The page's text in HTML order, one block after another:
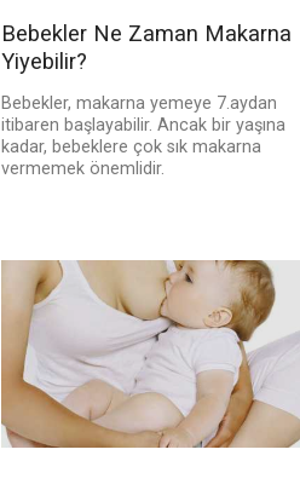
Bebekler Ne Zaman Makarna
Yiyebilir?
Bebekler, makarna yemeye 7.aydan
itibaren başlayabilir. Ancak bir yaşına
kadar, bebeklere çok sık makarna
vermemek önemlidir.